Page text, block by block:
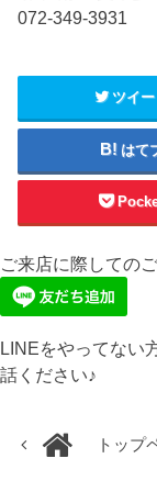
072-349-3931
ツイー
はて
ご来店に際しての
LINEをやってない
話ください♪
トップ